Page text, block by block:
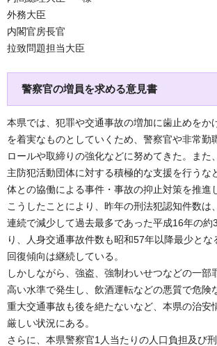
外務大臣
内閣官房長官
拉致問題担当大臣
警察官の増員を求める意見書
本県では、犯罪や交通事故の増加に歯止めをか
を着実なものとしていくため、警察官や非常勤
ロールや取締りの強化などに努めてきた。また
主防犯活動団体に対する積極的な支援を行うな
体との協働による事件・事故の抑止対策を推進
こうしたことにより、昨年の刑法犯認知件数は
連続で減少して過去最多であった平成16年の約
り、人身交通事故件数も昭和57年以降最少と
回復傾向は継続している。
しかしながら、強盗、強制わいせつなどの一部
高い水準で発生し、飲酒運転などの悪質で危険
重大交通事故も後を絶たないなど、本県の治安
厳しい状況にある。
さらに、本県警察官1人当たりの人口負担及び